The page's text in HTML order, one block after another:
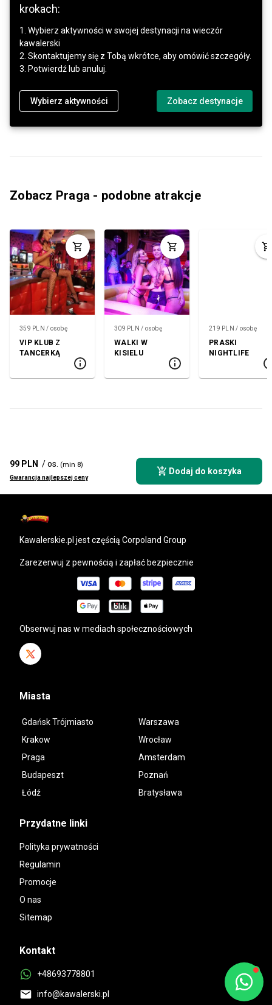
krokach:
1. Wybierz aktywności w swojej destynacji na wieczór
kawalerski
2. Skontaktujemy się z Tobą wkrótce, aby omówić szczegóły.
3. Potwierdź lub anuluj.
Wybierz aktywności Zobacz destynacje
Zobacz Praga - podobne atrakcje
359 PLN / osobę
VIP KLUB Z
TANCERKĄ
309 PLN / osobę
WALKI W
KISIELU
219 PLN / osobę
PRASKI
NIGHTLIFE
99 PLN / os. (min 8)
Gwarancja najlepszej ceny
Dodaj do koszyka
kawalerskie.pl jest częścią Corpoland Group
Zarezerwuj z pewnością i zapłać bezpiecznie
Obserwuj nas w mediach społecznościowych
Miasta
Gdańsk Trójmiasto
Warszawa
Krakow
Wrocław
Praga
Amsterdam
Budapeszt
Poznań
Łódź
Bratysława
Przydatne linki
Polityka prywatności
Regulamin
Promocje
O nas
Sitemap
Kontakt
+48693778801
info@kawalerski.pl